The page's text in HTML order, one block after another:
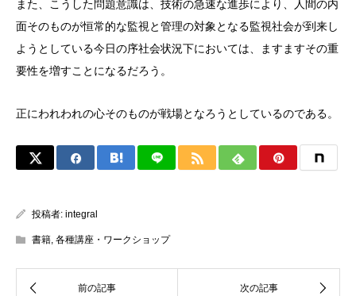
また、こうした問題意識は、技術の急速な進歩により、人間の内
面そのものが恒常的な監視と管理の対象となる監視社会が到来し
ようとしている今日の序社会状況下においては、ますますその重
要性を増すことになるだろう。
正にわれわれの心そのものが戦場となろうとしているのである。
投稿者: integral
書籍, 各種講座・ワークショップ